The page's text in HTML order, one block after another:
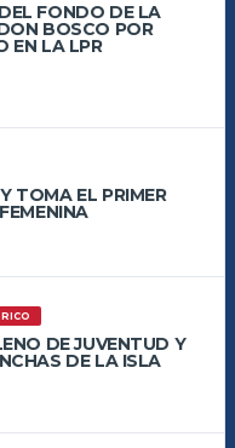
FONDO DE LA
BOSCO POR
EN LA LPR
TOMA EL PRIMER
DE JUVENTUD Y
DE LA ISLA